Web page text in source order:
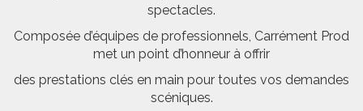
spectacles.
Composée d’équipes de professionnels, Carrément Prod
met un point d’honneur à offrir
des prestations clés en main pour toutes vos demandes
scéniques.